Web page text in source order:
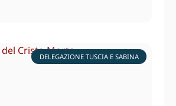
DELEGAZIONE TUSCIA E SABINA